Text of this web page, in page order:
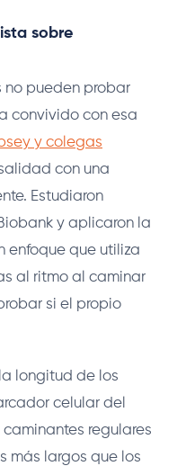
sobre
no pueden probar
convivido con esa
y colegas
con una
Estudiaron
y aplicaron la
enfoque que utiliza
al ritmo al caminar
si el propio
longitud de los
celular del
regulares
más largos que los